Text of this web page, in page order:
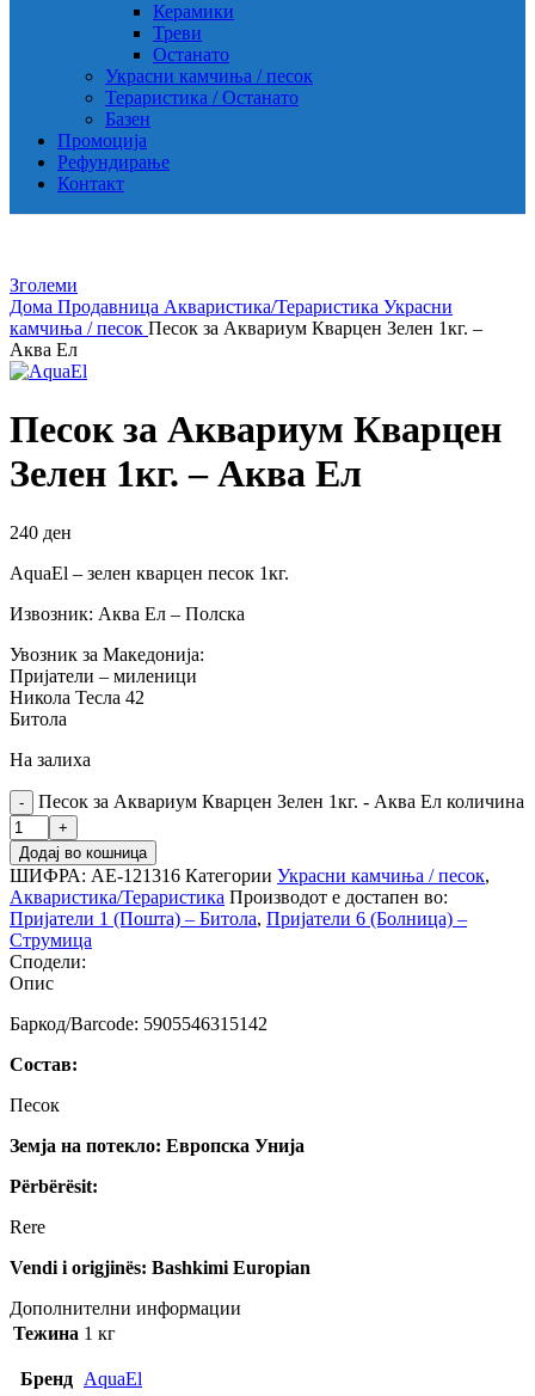
Керамики
Треви
Останато
Украсни камчиња / песок
Тераристика / Останато
Базен
Промоција
Рефундирање
Контакт
Зголеми
Дома Продавница Акваристика/Тераристика Украсни
камчиња / песок Песок за Аквариум Кварцен Зелен 1кг. –
Аква Ел
Песок за Аквариум Кварцен
Зелен 1кг. – Аква Ел
240 ден
AquaEl – зелен кварцен песок 1кг.
Извозник: Аква Ел – Полска
Увозник за Македонија:
Пријатели – миленици
Никола Тесла 42
Битола
На залиха
Песок за Аквариум Кварцен Зелен 1кг. - Аква Ел количина
Додај во кошница
ШИФРА: АЕ-121316 Категории Украсни камчиња / песок,
Акваристика/Тераристика Производот е достапен во:
Пријатели 1 (Пошта) – Битола, Пријатели 6 (Болница) –
Струмица
Сподели:
Опис
Баркод/Barcode: 5905546315142
Состав:
Песок
Земја на потекло: Европска Унија
Përbërësit:
Rere
Vendi i origjinës: Bashkimi Europian
Дополнителни информации
Тежина 1 кг
Бренд AquaEl